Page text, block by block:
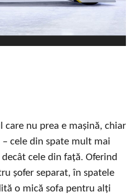
care nu prea e mașină, chiar
cele din spate mult mai
cele din față. Oferind
șofer separat, în spatele
o mică sofa pentru alți